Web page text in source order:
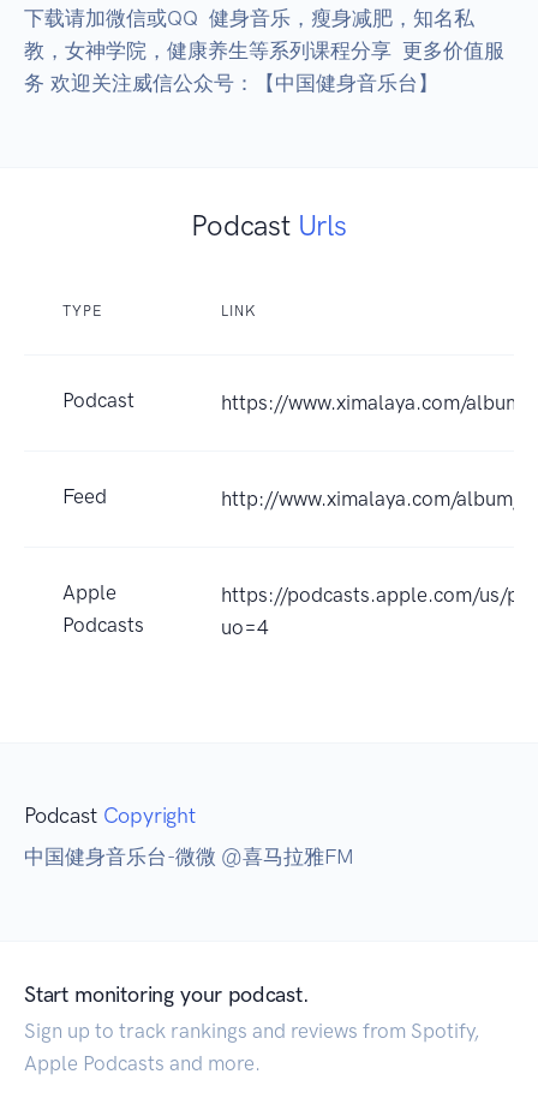
下载请加微信或QQ  健身音乐，瘦身减肥，知名私
教，女神学院，健康养生等系列课程分享  更多价值服
Podcast Urls
TYPE LINK
Podcast https://www.ximalaya.com/
Feed http://www.ximalaya.com/album/
Apple
Podcasts
https://podcasts.apple.com/us/
uo=4
Podcast Copyright
中国健身音乐台-微微 @喜马拉雅FM
Start monitoring your podcast.
Sign up to track rankings and reviews from Spotify,
Apple Podcasts and more.